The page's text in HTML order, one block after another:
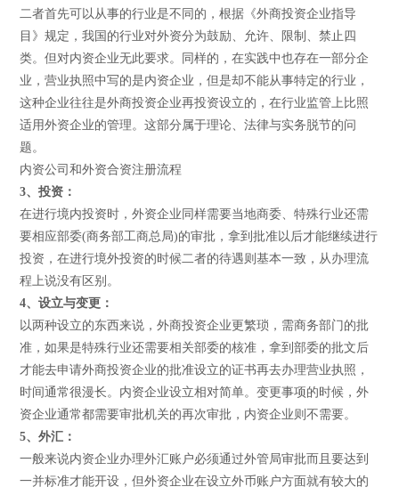
二者首先可以从事的行业是不同的，根据《外商投资企业指导
目》规定，我国的行业对外资分为鼓励、允许、限制、禁止四
类。但对内资企业无此要求。同样的，在实践中也存在一部分企
业，营业执照中写的是内资企业，但是却不能从事特定的行业，
这种企业往往是外商投资企业再投资设立的，在行业监管上比照
适用外资企业的管理。这部分属于理论、法律与实务脱节的问
题。
内资公司和外资合资注册流程
3、投资：
在进行境内投资时，外资企业同样需要当地商委、特殊行业还需
要相应部委(商务部工商总局)的审批，拿到批准以后才能继续进行
投资，在进行境外投资的时候二者的待遇则基本一致，从办理流
程上说没有区别。
4、设立与变更：
以两种设立的东西来说，外商投资企业更繁琐，需商务部门的批
准，如果是特殊行业还需要相关部委的核准，拿到部委的批文后
才能去申请外商投资企业的批准设立的证书再去办理营业执照，
时间通常很漫长。内资企业设立相对简单。变更事项的时候，外
资企业通常都需要审批机关的再次审批，内资企业则不需要。
5、外汇：
一般来说内资企业办理外汇账户必须通过外管局审批而且要达到
一并标准才能开设，但外资企业在设立外币账户方面就有较大的